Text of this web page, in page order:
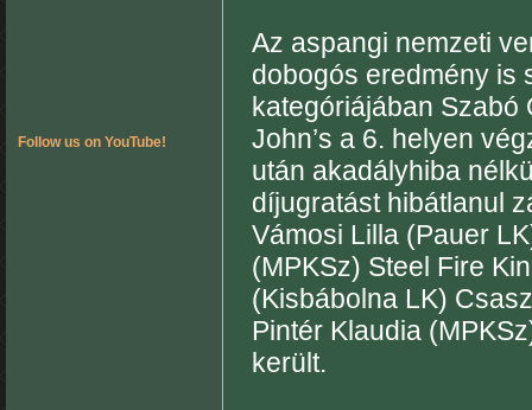
Follow us on YouTube!
Az aspangi nemzeti
dobogós eredmény is
kategóriájában Szabó
John’s a 6. helyen
után akadályhiba
díjugratást hibátlanul
Vámosi Lilla (Pauer
(MPKSz) Steel Fire
(Kisbábolna LK)
Pintér Klaudia
került.